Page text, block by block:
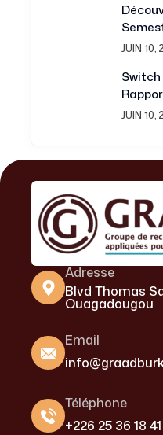
Projet
JUIN 10,
Switch
JUIN 10,
Adresse
Blvd Thomas
Ouagadougou
Email
Téléphone
+226 25 36 18 41